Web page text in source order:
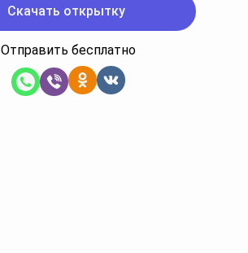
Скачать открытку
Отправить бесплатно